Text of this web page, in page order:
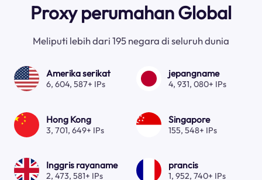
Proxy perumahan Global
Meliputi lebih dari 195 negara di seluruh dunia
Amerika serikat
6, 604, 587+ IPs
jepangname
4, 931, 080+ IPs
Hong Kong
3, 701, 649+ IPs
Singapore
155, 548+ IPs
Inggris rayaname
2, 473, 581+ IPs
prancis
1, 952, 740+ IPs